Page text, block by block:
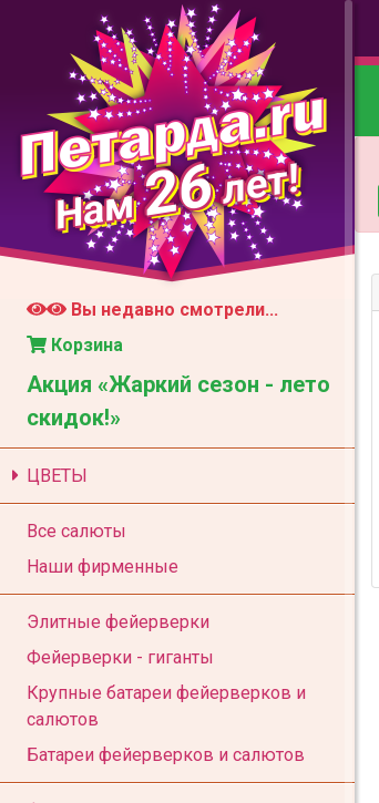
Нам26лет!
Вы недавно смотрели...
Корзина
Акция «Жаркий сезон - лето
скидок!»
ЦВЕТЫ
Все салюты
Наши фирменные
Элитные фейерверки
Фейерверки - гиганты
Крупные батареи фейерверков и
салютов
Батареи фейерверков и салютов